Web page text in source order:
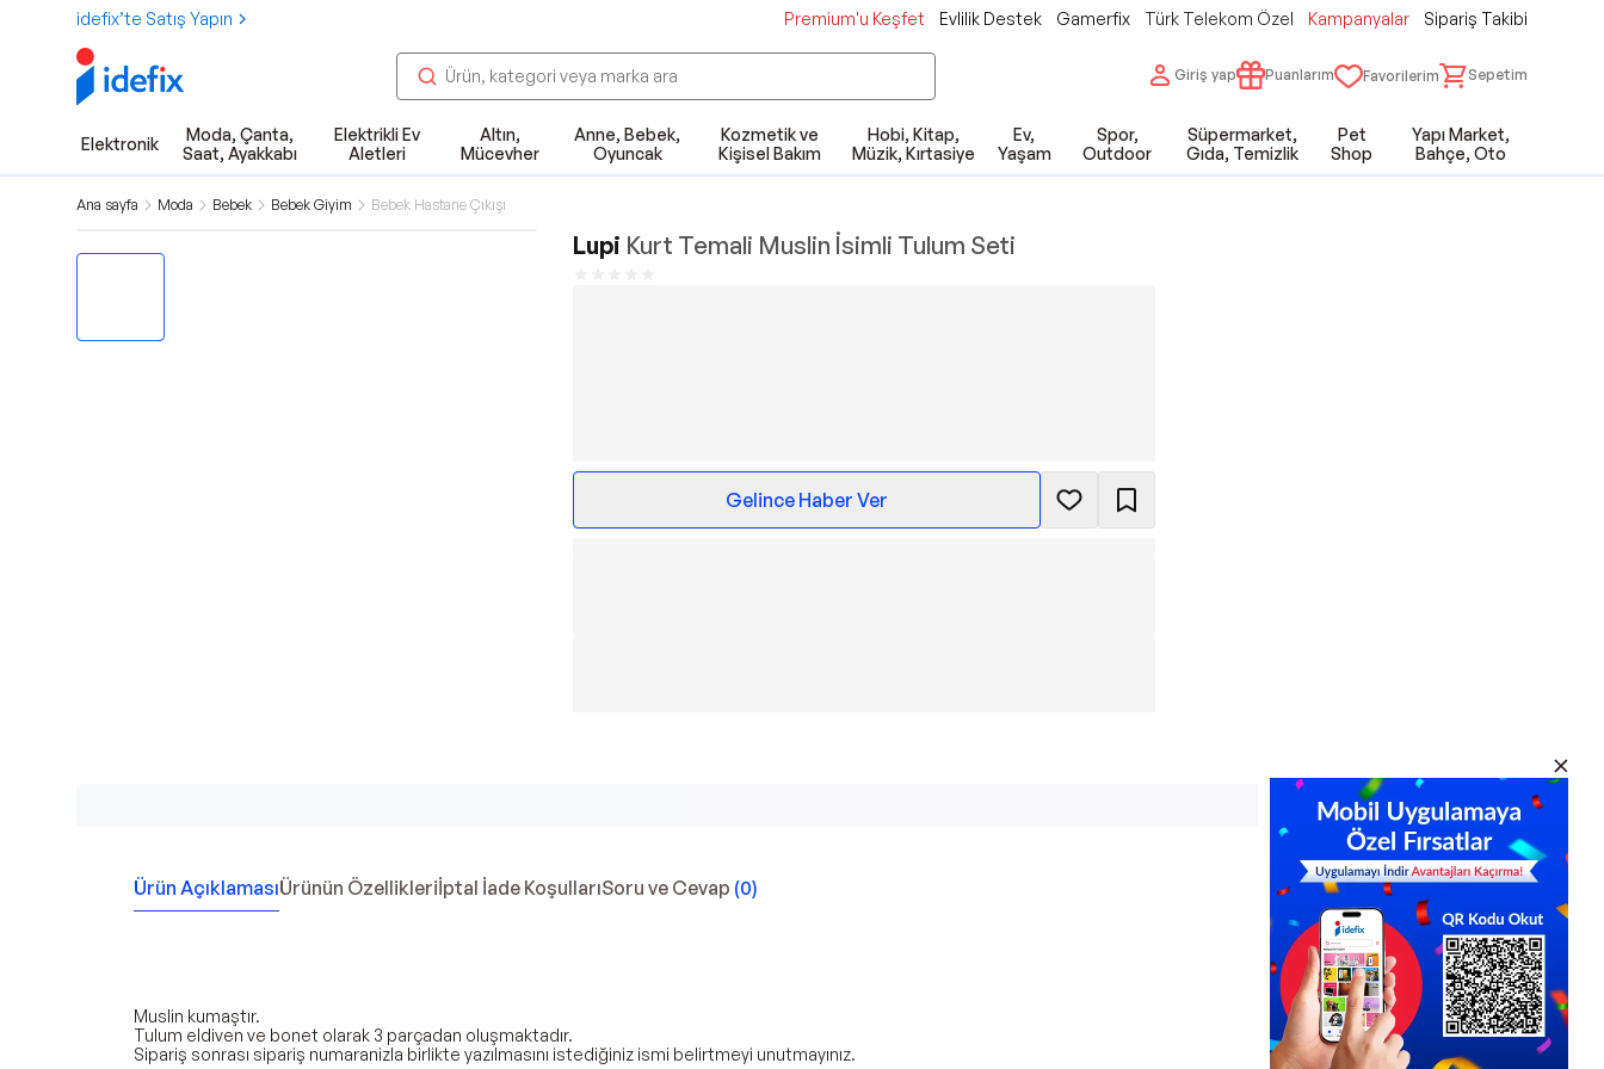
idefix’te Satış Yapın Premium'u Keşfet Evlilik Destek Gamerfix Türk Telekom Özel Kampanyalar Sipariş Takibi
Giriş yap Puanlarım Favorilerim Sepetim
Elektronik
Moda, Çanta,
Saat, Ayakkabı
Elektrikli Ev
Aletleri
Altın,
Mücevher
Anne, Bebek,
Oyuncak
Kozmetik ve
Kişisel Bakım
Hobi, Kitap,
Müzik, Kırtasiye
Ev,
Yaşam
Spor,
Outdoor
Süpermarket,
Gıda, Temizlik
Pet
Shop
Yapı Market,
Bahçe, Oto
Ana sayfa Moda Bebek Bebek Giyim Bebek Hastane Çıkışı
Lupi Kurt Temali Muslin İsimli Tulum Seti
Gelince Haber Ver
Ürün AçıklamasıÜrünün Özellikleriİptal İade KoşullarıSoru ve Cevap (0)
Muslin kumaştır.
Tulum eldiven ve bonet olarak 3 parçadan oluşmaktadır.
Sipariş sonrası sipariş numaranizla birlikte yazılmasını istediğiniz ismi belirtmeyi unutmayınız.